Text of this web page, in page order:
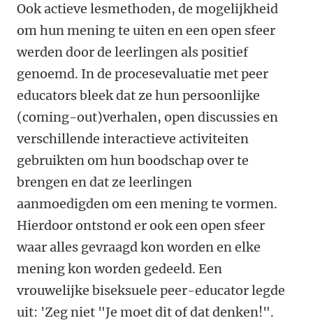
Ook actieve lesmethoden, de mogelijkheid
om hun mening te uiten en een open sfeer
werden door de leerlingen als positief
genoemd. In de procesevaluatie met peer
educators bleek dat ze hun persoonlijke
(coming-out)verhalen, open discussies en
verschillende interactieve activiteiten
gebruikten om hun boodschap over te
brengen en dat ze leerlingen
aanmoedigden om een mening te vormen.
Hierdoor ontstond er ook een open sfeer
waar alles gevraagd kon worden en elke
mening kon worden gedeeld. Een
vrouwelijke biseksuele peer-educator legde
uit: 'Zeg niet "Je moet dit of dat denken!".